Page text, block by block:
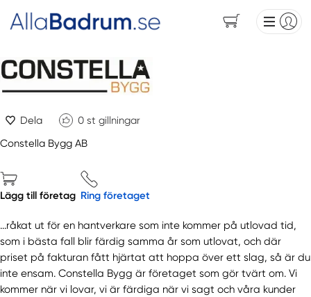
Dela 0 st gillningar
Constella Bygg AB
Lägg till företag Ring företaget
...råkat ut för en hantverkare som inte kommer på utlovad tid,
som i bästa fall blir färdig samma år som utlovat, och där
priset på fakturan fått hjärtat att hoppa över ett slag, så är du
inte ensam. Constella Bygg är företaget som gör tvärt om. Vi
kommer när vi lovar, vi är färdiga när vi sagt och våra kunder